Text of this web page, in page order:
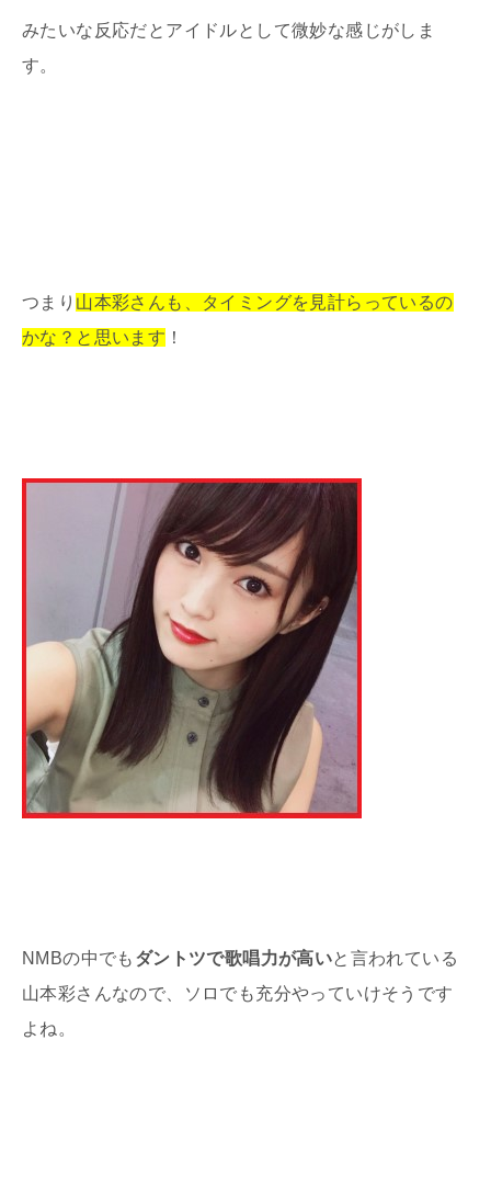
みたいな反応だとアイドルとして微妙な感じがしま
す。
つまり 山本彩さんも、タイミングを見計らっているの
かな？と思います ！
NMBの中でも ダントツで歌唱力が高いと言われている
山本彩さんなので、ソロでも充分やっていけそうです
よね。